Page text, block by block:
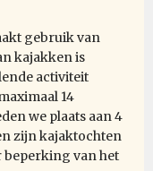
gebruik van
kajakken is
activiteit
14
we plaats aan 4
zijn kajaktochten
beperking van het